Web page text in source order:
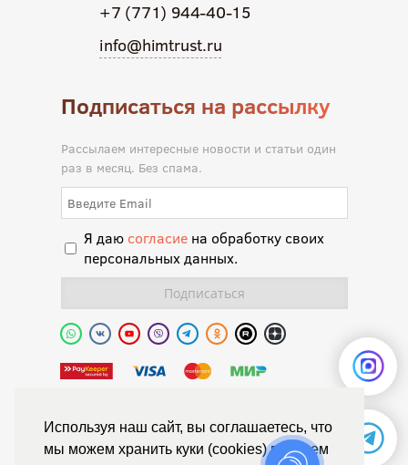
Используя наш сайт, вы соглашаетесь, что
мы можем хранить куки (cookies) в вашем
+7 (771) 944-40-15
info@himtrust.ru
Подписаться на рассылку
Рассылаем интересные новости и статьи один
раз в месяц. Без спама.
Я даю согласиена обработку своих
персональных данных.
Полиуретановая долина.
© Химтраст,